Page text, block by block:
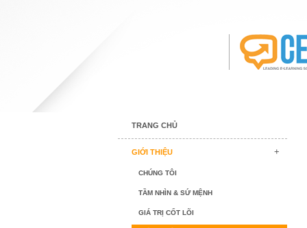
TRANG CHỦ
GIỚI THIỆU
CHÚNG TÔI
TẦM NHÌN & SỨ MỆNH
GIÁ TRỊ CỐT LÕI